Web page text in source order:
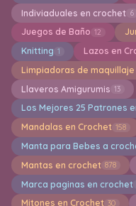
Indiviaduales en crochet 6
Juegos de Baño 12
Knitting 1 Lazos en
Limpiadoras de
Llaveros Amigurumis 13
Los Mejores 25 Patrones
Mandalas en Crochet 158
Manta para Bebes a
Mantas en crochet 878
Marca paginas en crochet
Mitones en Crochet 30